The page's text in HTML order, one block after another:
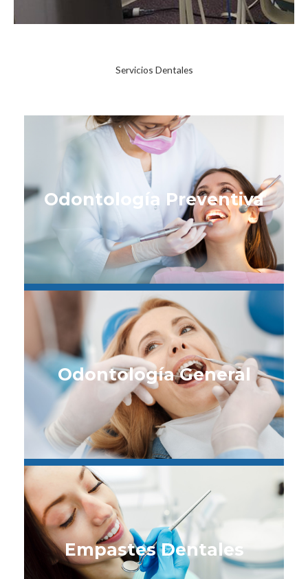
Servicios Dentales
Odontología Preventiva
Odontología General
Empastes Dentales